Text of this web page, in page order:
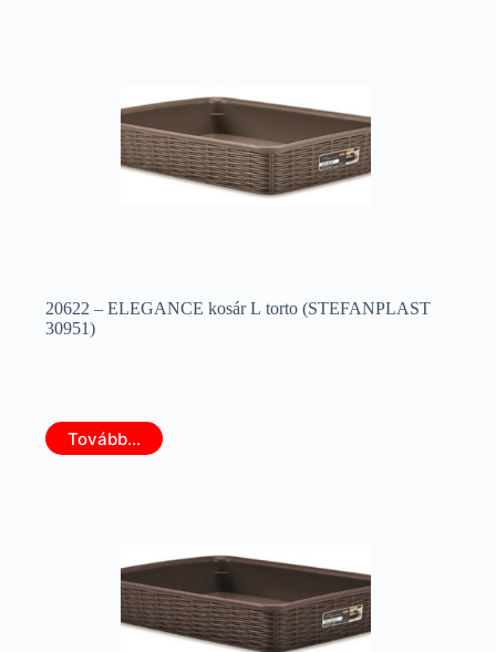
20622 – ELEGANCE kosár L torto (STEFANPLAST
30951)
Tovább...